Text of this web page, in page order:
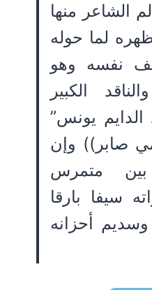
الشاعر منها
لما حوله
نفسه وهو
الكبير
الدايم يونس”
صابر)) وإن
بين متمرس
سيفا بارقا
أحزانه